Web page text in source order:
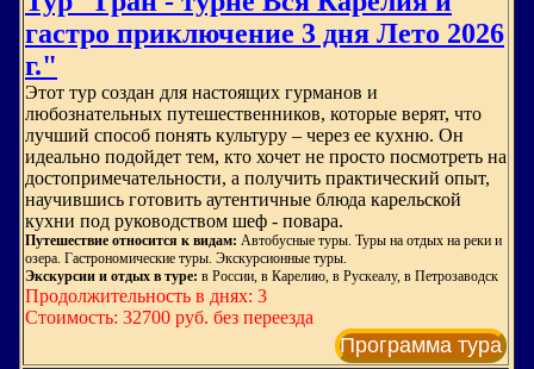
гастро приключение 3 дня Лето 2026
г."
Этот тур создан для настоящих гурманов и
любознательных путешественников, которые верят, что
лучший способ понять культуру – через ее кухню. Он
идеально подойдет тем, кто хочет не просто посмотреть на
достопримечательности, а получить практический опыт,
научившись готовить аутентичные блюда карельской
кухни под руководством шеф - повара.
Путешествие относится к видам: Автобусные туры. Туры на отдых на реки и
озера. Гастрономические туры. Экскурсионные туры.
Экскурсии и отдых в туре: в России, в Карелию, в Рускеалу, в Петрозаводск
Продолжительность в днях: 3
Стоимость: 32700 руб. без переезда
Программа тура